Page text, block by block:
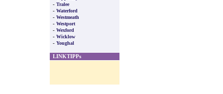
- Tralee
- Waterford
- Westmeath
- Westport
- Wexford
- Wicklow
- Youghal
LINKTIPPs